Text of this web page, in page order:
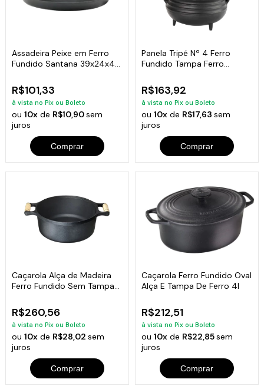
Assadeira Peixe em Ferro
Fundido Santana 39x24x4
R$101,33
à vista no Pix ou Boleto
ou10x de R$10,90sem
juros
Comprar
Panela Tripé Nº 4 Ferro
Fundido Tampa Ferro
R$163,92
à vista no Pix ou Boleto
ou 10xde R$17,63 sem
juros
Comprar
Caçarola Alça de Madeira
Ferro Fundido Sem Tampa
R$260,56
à vista no Pix ou Boleto
ou10x de R$28,02sem
juros
Comprar
Caçarola Ferro Fundido Oval
Alça E Tampa De Ferro 4l
R$212,51
à vista no Pix ou Boleto
ou 10xde R$22,85sem
juros
Comprar